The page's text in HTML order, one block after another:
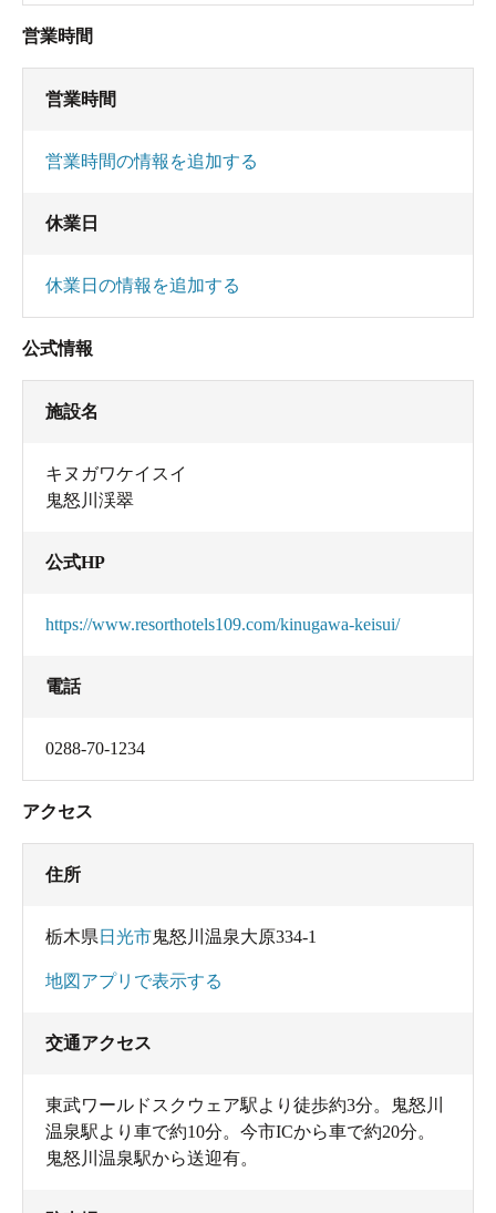
営業時間
営業時間
営業時間の情報を追加する
休業日
休業日の情報を追加する
公式情報
施設名
キヌガワケイスイ
鬼怒川渓翠
公式HP
https://www.resorthotels109.com/kinugawa-keisui/
電話
0288-70-1234
アクセス
住所
栃木県 日光市鬼怒川温泉大原334-1
地図アプリで表示する
交通アクセス
東武ワールドスクウェア駅より徒歩約3分。鬼怒川
温泉駅より車で約10分。今市ICから車で約20分。
鬼怒川温泉駅から送迎有。